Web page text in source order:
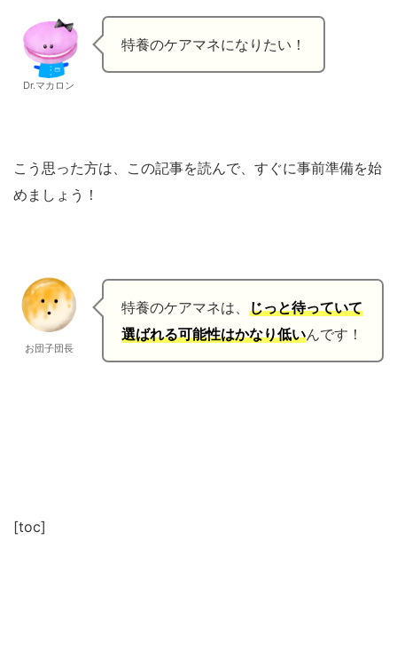
Dr.マカロン
特養のケアマネになりたい！
こう思った方は、この記事を読んで、すぐに事前準備を始
めましょう！
お団子団長
特養のケアマネは、 じっと待っていて
選ばれる可能性はかなり低いんです！
[toc]